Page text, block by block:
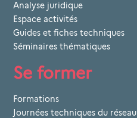
Analyse juridique
Espace activités
Guides et fiches techniques
Séminaires thématiques
Se former
Formations
Journées techniques du réseau